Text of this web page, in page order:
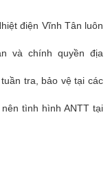
điện Vĩnh Tân luôn
và chính quyền địa
tra, bảo vệ tại các
tình hình ANTT tại